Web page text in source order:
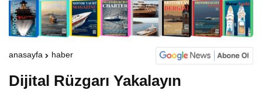
anasayfa haber
Dijital Rüzgarı Yakalayın